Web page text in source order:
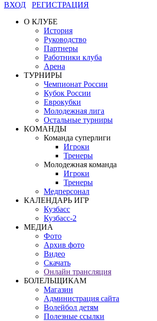
ВХОД
РЕГИСТРАЦИЯ
О КЛУБЕ
История
Руководство
Партнеры
Работники клуба
Арена
ТУРНИРЫ
Чемпионат России
Кубок России
Еврокубки
Молодежная лига
Остальные турниры
КОМАНДЫ
Команда суперлиги
Игроки
Тренеры
Молодежная команда
Игроки
Тренеры
Медперсонал
КАЛЕНДАРЬ ИГР
Кузбасс
Кузбасс-2
МЕДИА
Фото
Архив фото
Видео
Скачать
Онлайн трансляция
БОЛЕЛЬЩИКАМ
Магазин
Администрация сайта
Волейбол детям
Полезные ссылки